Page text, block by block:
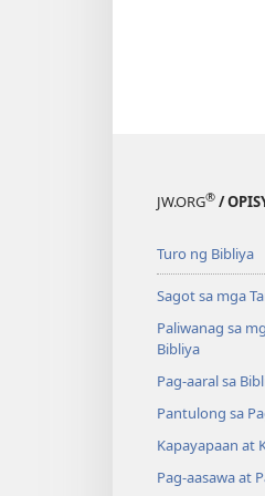
JW.ORG® /
Turo ng Bibliya
Sagot sa mga
Paliwanag sa
Bibliya
Pag-aaral sa
Pantulong sa
Kapayapaan at
Pag-aasawa at